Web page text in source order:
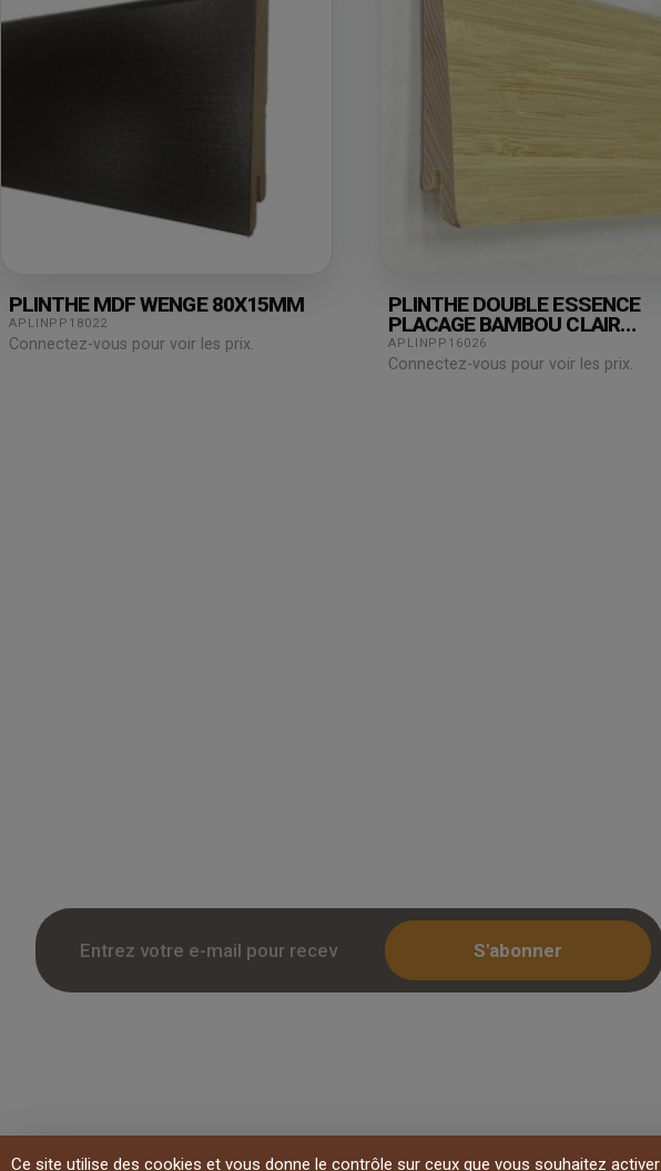
Ce site utilise des cookies et vous donne le contrôle sur ceux que vous souhaitez activer
PLINTHE MDF WENGE 80X15MM
APLINPP18022
Connectez-vous pour voir les prix.
PLINTHE DOUBLE ESSENCE
PLACAGE BAMBOU CLAIR
80X15X2500MM
APLINPP16026
Connectez-vous pour voir les prix.
S'abonner